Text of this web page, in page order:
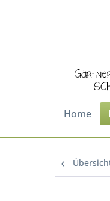
Home